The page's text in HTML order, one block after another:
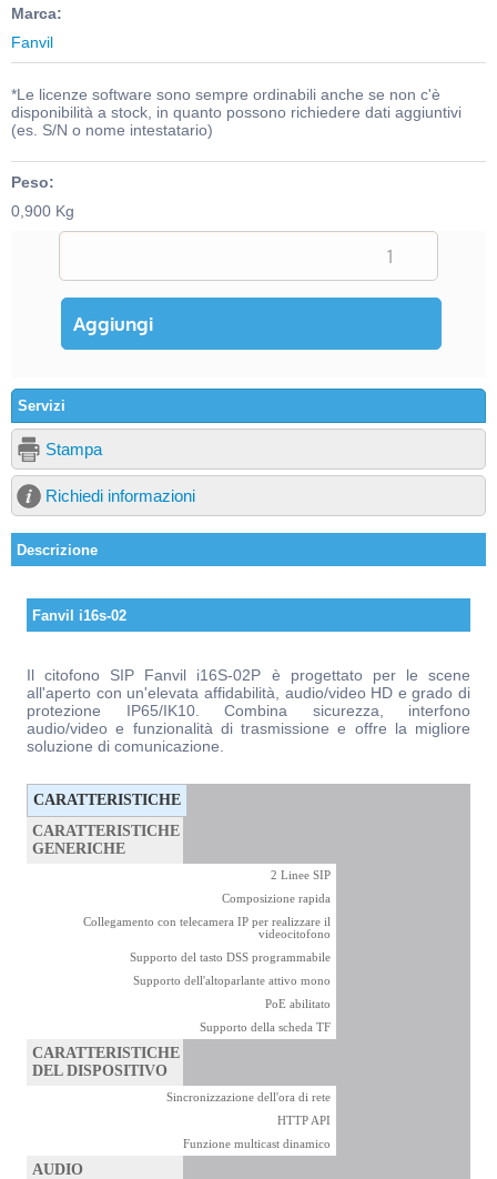
Marca:
Fanvil
*Le licenze software sono sempre ordinabili anche se non c'è
disponibilità a stock, in quanto possono richiedere dati aggiuntivi
(es. S/N o nome intestatario)
Peso:
0,900 Kg
Servizi
Stampa
Richiedi informazioni
Descrizione
Fanvil i16s-02
Il citofono SIP Fanvil i16S-02P è progettato per le scene
all'aperto con un'elevata affidabilità, audio/video HD e grado di
protezione IP65/IK10. Combina sicurezza, interfono
audio/video e funzionalità di trasmissione e offre la migliore
soluzione di comunicazione.
CARATTERISTICHE
CARATTERISTICHE
GENERICHE
2 Linee SIP
Composizione rapida
Collegamento con telecamera IP per realizzare il
videocitofono
Supporto del tasto DSS programmabile
Supporto dell'altoparlante attivo mono
PoE abilitato
Supporto della scheda TF
CARATTERISTICHE
DEL DISPOSITIVO
Sincronizzazione dell'ora di rete
HTTP API
Funzione multicast dinamico
AUDIO